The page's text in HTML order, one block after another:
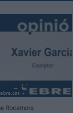
Rocamora